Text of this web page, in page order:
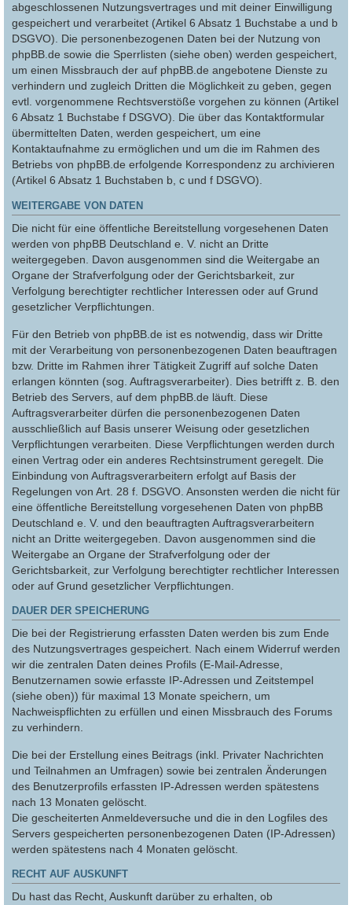
abgeschlossenen Nutzungsvertrages und mit deiner Einwilligung
gespeichert und verarbeitet (Artikel 6 Absatz 1 Buchstabe a und b
DSGVO). Die personenbezogenen Daten bei der Nutzung von
phpBB.de sowie die Sperrlisten (siehe oben) werden gespeichert,
um einen Missbrauch der auf phpBB.de angebotene Dienste zu
verhindern und zugleich Dritten die Möglichkeit zu geben, gegen
evtl. vorgenommene Rechtsverstöße vorgehen zu können (Artikel
6 Absatz 1 Buchstabe f DSGVO). Die über das Kontaktformular
übermittelten Daten, werden gespeichert, um eine
Kontaktaufnahme zu ermöglichen und um die im Rahmen des
Betriebs von phpBB.de erfolgende Korrespondenz zu archivieren
(Artikel 6 Absatz 1 Buchstaben b, c und f DSGVO).
WEITERGABE VON DATEN
Die nicht für eine öffentliche Bereitstellung vorgesehenen Daten
werden von phpBB Deutschland e. V. nicht an Dritte
weitergegeben. Davon ausgenommen sind die Weitergabe an
Organe der Strafverfolgung oder der Gerichtsbarkeit, zur
Verfolgung berechtigter rechtlicher Interessen oder auf Grund
gesetzlicher Verpflichtungen.
Für den Betrieb von phpBB.de ist es notwendig, dass wir Dritte
mit der Verarbeitung von personenbezogenen Daten beauftragen
bzw. Dritte im Rahmen ihrer Tätigkeit Zugriff auf solche Daten
erlangen könnten (sog. Auftragsverarbeiter). Dies betrifft z. B. den
Betrieb des Servers, auf dem phpBB.de läuft. Diese
Auftragsverarbeiter dürfen die personenbezogenen Daten
ausschließlich auf Basis unserer Weisung oder gesetzlichen
Verpflichtungen verarbeiten. Diese Verpflichtungen werden durch
einen Vertrag oder ein anderes Rechtsinstrument geregelt. Die
Einbindung von Auftragsverarbeitern erfolgt auf Basis der
Regelungen von Art. 28 f. DSGVO. Ansonsten werden die nicht für
eine öffentliche Bereitstellung vorgesehenen Daten von phpBB
Deutschland e. V. und den beauftragten Auftragsverarbeitern
nicht an Dritte weitergegeben. Davon ausgenommen sind die
Weitergabe an Organe der Strafverfolgung oder der
Gerichtsbarkeit, zur Verfolgung berechtigter rechtlicher Interessen
oder auf Grund gesetzlicher Verpflichtungen.
DAUER DER SPEICHERUNG
Die bei der Registrierung erfassten Daten werden bis zum Ende
des Nutzungsvertrages gespeichert. Nach einem Widerruf werden
wir die zentralen Daten deines Profils (E-Mail-Adresse,
Benutzernamen sowie erfasste IP-Adressen und Zeitstempel
(siehe oben)) für maximal 13 Monate speichern, um
Nachweispflichten zu erfüllen und einen Missbrauch des Forums
zu verhindern.
Die bei der Erstellung eines Beitrags (inkl. Privater Nachrichten
und Teilnahmen an Umfragen) sowie bei zentralen Änderungen
des Benutzerprofils erfassten IP-Adressen werden spätestens
nach 13 Monaten gelöscht.
Die gescheiterten Anmeldeversuche und die in den Logfiles des
Servers gespeicherten personenbezogenen Daten (IP-Adressen)
werden spätestens nach 4 Monaten gelöscht.
RECHT AUF AUSKUNFT
Du hast das Recht, Auskunft darüber zu erhalten, ob